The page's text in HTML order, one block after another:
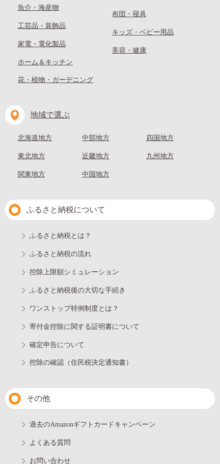
魚介・海産物
工芸品・装飾品
家電・電化製品
ホーム＆キッチン
花・植物・ガーデニング
布団・寝具
キッズ・ベビー用品
美容・健康
地域で選ぶ
北海道地方
東北地方
関東地方
中部地方
近畿地方
中国地方
四国地方
九州地方
ふるさと納税について
ふるさと納税とは？
ふるさと納税の流れ
控除上限額シミュレーション
ふるさと納税後の大切な手続き
ワンストップ特例制度とは？
寄付金控除に関する証明書について
確定申告について
控除の確認（住民税決定通知書）
その他
過去のAmazonギフトカードキャンペーン
よくある質問
お問い合わせ